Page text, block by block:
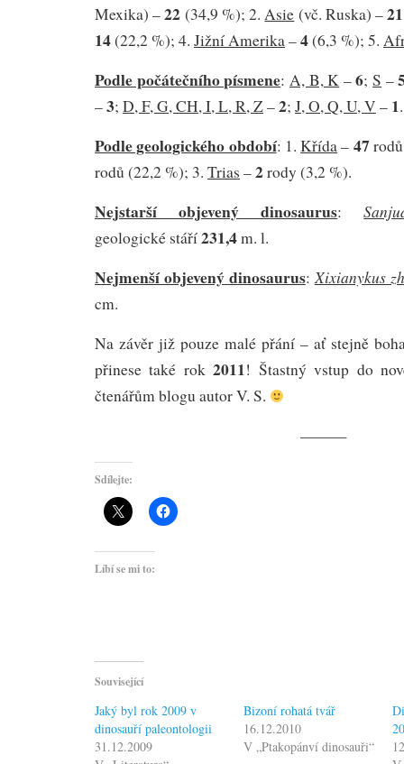
Mexika) –22 (34,9 %); 2. Asie (vč. Ruska) –
14(22,2 %); 4. Jižní Amerika –4(6,3 %); 5.
Podle počátečního písmene: A, B, K –6;S –
–3; D, F, G, CH, I, L, R, Z–2; J, O, Q, U, V – 1.
Podle geologického období: 1.Křída – 47
rodů (22,2 %); 3. Trias –2rody (3,2 %).
Nejstarší objevený dinosaurus:
geologické stáří231,4m. l.
Nejmenší objevený dinosaurus: Xixianykus
cm.
Na závěr již pouze malé přání – ať stejně
přinese také rok2011! Štastný vstup do
čtenářům blogu autor V. S.
———
Sdílejte:
Líbí se mi to:
Související
Jaký byl rok 2009 v
dinosauří paleontologii
31.12.2009
Bizoní rohatá tvář
16.12.2010
V „Ptakopánví dinosauři“